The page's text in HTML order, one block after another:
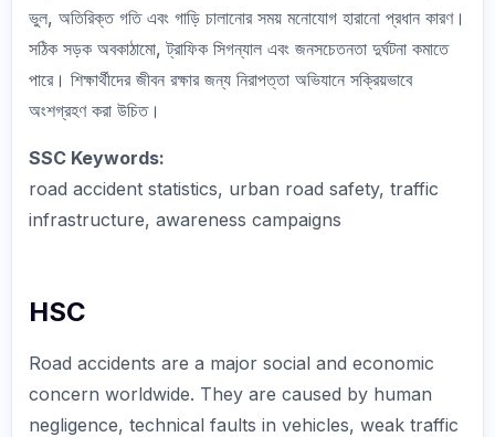
ভুল, অতিরিক্ত গতি এবং গাড়ি চালানোর সময় মনোযোগ হারানো প্রধান কারণ।
সঠিক সড়ক অবকাঠামো, ট্রাফিক সিগন্যাল এবং জনসচেতনতা দুর্ঘটনা কমাতে
পারে। শিক্ষার্থীদের জীবন রক্ষার জন্য নিরাপত্তা অভিযানে সক্রিয়ভাবে
অংশগ্রহণ করা উচিত।
SSC Keywords:
road accident statistics, urban road safety, traffic
infrastructure, awareness campaigns
HSC
Road accidents are a major social and economic
concern worldwide. They are caused by human
negligence, technical faults in vehicles, weak traffic